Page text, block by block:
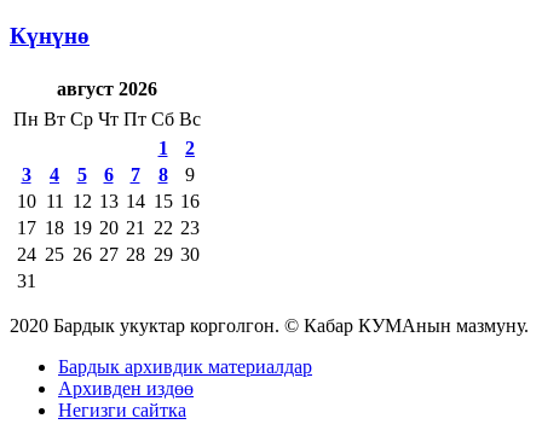
Күнүнө
август 2026
Пн Вт Ср Чт Пт Сб Вс
1
2
3
4 5 6 7 8
9
10 11 12 13 14 15 16
17 18 19 20 21 22 23
24 25 26 27 28 29 30
31
2020 Бардык укуктар корголгон. © Кабар КУМАнын мазмуну.
Бардык архивдик материалдар
Архивден издөө
Негизги сайтка